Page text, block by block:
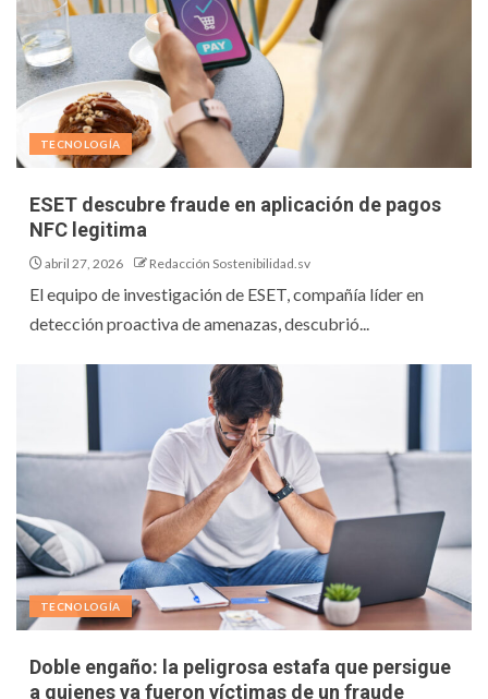
TECNOLOGÍA
ESET descubre fraude en aplicación de pagos
NFC legitima
abril 27, 2026 Redacción Sostenibilidad.sv
El equipo de investigación de ESET, compañía líder en
detección proactiva de amenazas, descubrió...
TECNOLOGÍA
Doble engaño: la peligrosa estafa que persigue
a quienes ya fueron víctimas de un fraude